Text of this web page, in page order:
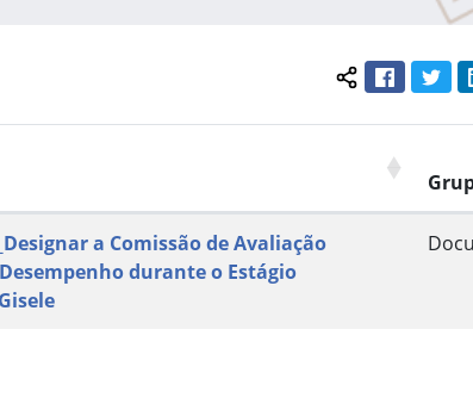
Compartilhar
Facebook
a Comissão de Avaliação
durante o Estágio